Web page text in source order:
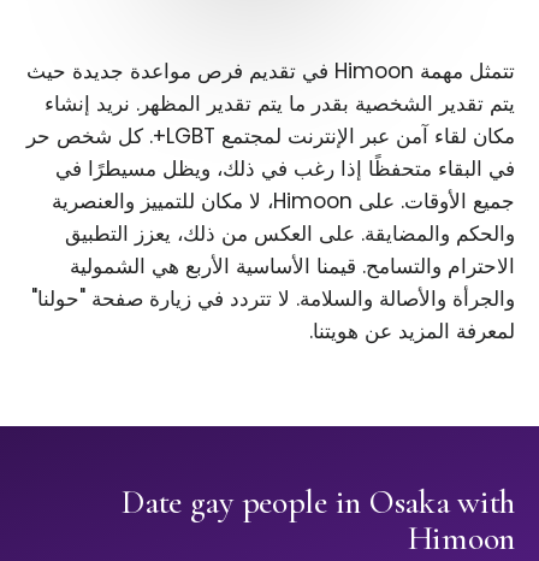
تتمثل مهمة Himoon في تقديم فرص مواعدة جديدة حيث
يتم تقدير الشخصية بقدر ما يتم تقدير المظهر. نريد إنشاء
مكان لقاء آمن عبر الإنترنت لمجتمع LGBT+. كل شخص حر
في البقاء متحفظًا إذا رغب في ذلك، ويظل مسيطرًا في
جميع الأوقات. على Himoon، لا مكان للتمييز والعنصرية
والحكم والمضايقة. على العكس من ذلك، يعزز التطبيق
الاحترام والتسامح. قيمنا الأساسية الأربع هي الشمولية
والجرأة والأصالة والسلامة. لا تتردد في زيارة صفحة "حولنا"
لمعرفة المزيد عن هويتنا.
Date gay people in Osaka with
Himoon